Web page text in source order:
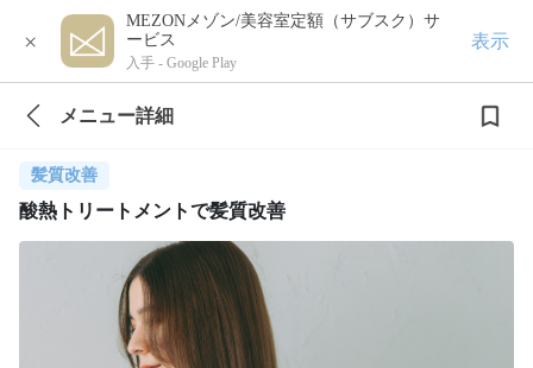
×
MEZONメゾン/美容室定額（サブスク）サ
ービス
入手 - Google Play
表示
メニュー詳細
髪質改善
酸熱トリートメントで髪質改善